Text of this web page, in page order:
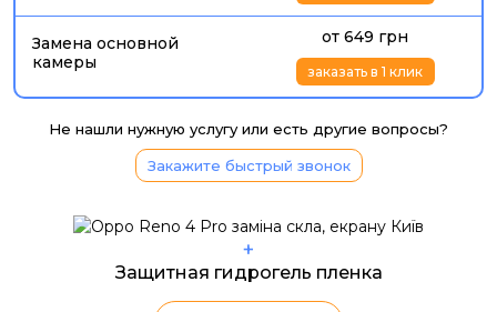
Замена основной
камеры
от 649 грн
заказать в 1 клик
Не нашли нужную услугу или есть другие вопросы?
Закажите быстрый звонок
+
Защитная гидрогель пленка